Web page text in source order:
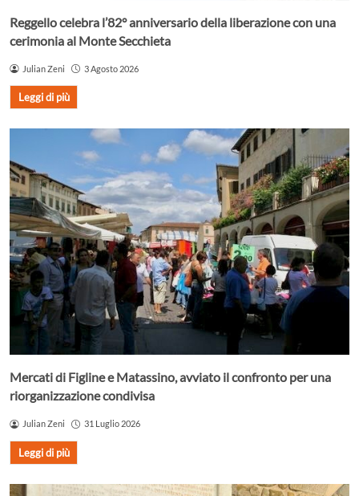
Reggello celebra l’82° anniversario della liberazione con una
cerimonia al Monte Secchieta
Julian Zeni 3 Agosto 2026
Leggi di più
Mercati di Figline e Matassino, avviato il confronto per una
riorganizzazione condivisa
Julian Zeni 31 Luglio 2026
Leggi di più